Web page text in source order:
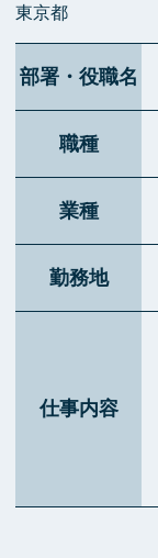
東京都
部署・役職名
職種
業種
勤務地
仕事内容